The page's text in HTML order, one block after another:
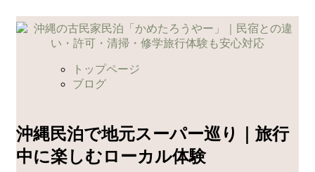
コ
ン
キ
ッ
プ
トップページ
ブログ
沖縄民泊で地元スーパー巡り｜旅行
中に楽しむローカル体験